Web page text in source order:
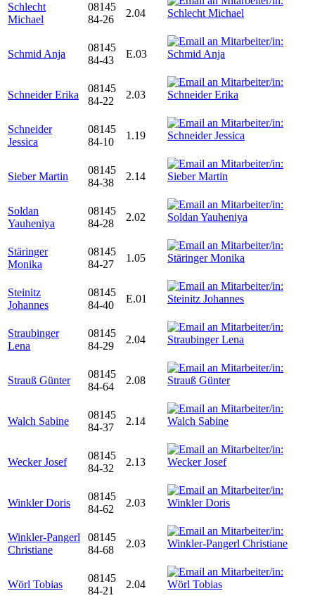
Schlecht
Michael
08145
84-26
2.04
Schmid Anja
08145
84-43
E.03
Schneider Erika
08145
84-22
2.03
Schneider
Jessica
08145
84-10
1.19
Sieber Martin
08145
84-38
2.14
Soldan
Yauheniya
08145
84-28
2.02
Stäringer
Monika
08145
84-27
1.05
Steinitz
Johannes
08145
84-40
E.01
Straubinger
Lena
08145
84-29
2.04
Strauß Günter
08145
84-64
2.08
Walch Sabine
08145
84-37
2.14
Wecker Josef
08145
84-32
2.13
Winkler Doris
08145
84-62
2.03
Winkler-Pangerl
Christiane
08145
84-68
2.03
Wörl Tobias
08145
84-21
2.04